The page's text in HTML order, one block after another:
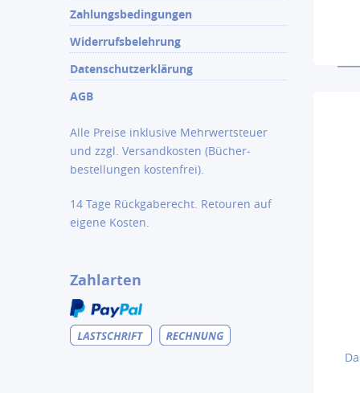
Zahlungsbedingungen
Widerrufsbelehrung
Datenschutzerklärung
AGB
Alle Preise inklusive Mehrwertsteuer
und zzgl. Versandkosten (Bücher­
bestellungen kostenfrei).
14 Tage Rückgaberecht. Retouren auf
eigene Kosten.
Zahlarten